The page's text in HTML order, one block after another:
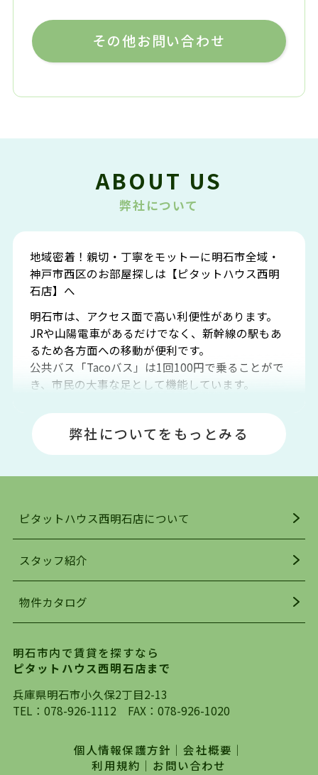
その他お問い合わせ
ABOUT US
弊社について
地域密着！親切・丁寧をモットーに明石市全域・
神戸市西区のお部屋探しは【ピタットハウス西明
石店】へ
明石市は、アクセス面で高い利便性があります。
JRや山陽電車があるだけでなく、新幹線の駅もあ
るため各方面への移動が便利です。
公共バス「Tacoバス」は1回100円で乗ることがで
き、市民の大事な足として機能しています。
場や釣りスポットが多くあります。JR「大久保
駅」周辺には、ビブレ・イオンをはじめとした買
い物施設も多くあり、買い物にも困りません。
明石駅・西明石駅を中心に、明石市・神戸市西区
でお部屋探している方は、ぜひ当ＨＰにて物件を
お探しになってください。弊社は、スタッフの平
を行っており地域最大級の情報取扱量を誇ってお
ります。店頭で限られた物件をご紹介する、従来
自身でインターネットを利用し、理想のお部屋を
探していただき、選択していただいた物件情報に
対して、専門知識を持ったスタッフがサポートさ
せていただくスタイルを心がけております。私た
は、一度だけでは終わらない、お客様との末長い
お付き合いです。初めての一人暮らしから、就
弊社についてをもっとみる
ピタットハウス西明石店について
スタッフ紹介
物件カタログ
明石市内で賃貸を探すなら
ピタットハウス西明石店まで
兵庫県明石市小久保2丁目2-13
TEL： 078-926-1112 FAX：078-926-1020
個人情報保護方針 ｜会社概要 ｜
利用規約 ｜ お問い合わせ